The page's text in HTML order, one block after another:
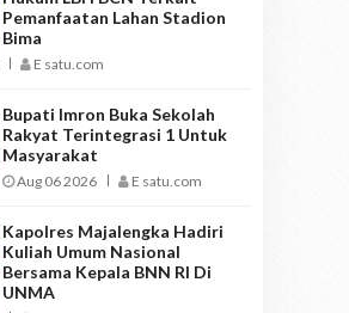
Pemanfaatan Lahan Stadion
Bima
E satu.com
Bupati Imron Buka Sekolah
Rakyat Terintegrasi 1 Untuk
Masyarakat
Aug 06 2026 E satu.com
Kapolres Majalengka Hadiri
Kuliah Umum Nasional
Bersama Kepala BNN RI Di
UNMA